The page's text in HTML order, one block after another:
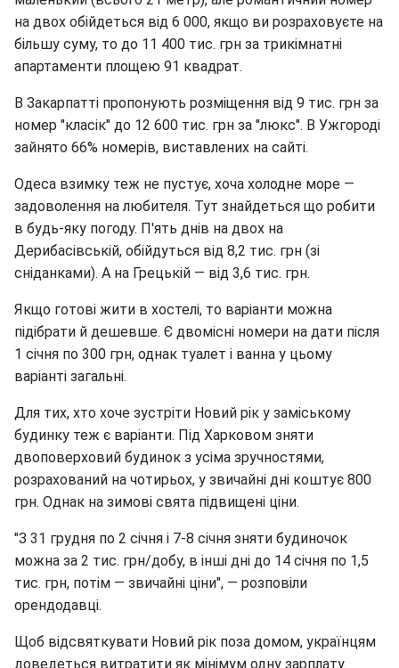
на двох обійдеться від 6 000, якщо ви розраховуєте на
більшу суму, то до 11 400 тис. грн за трикімнатні
апартаменти площею 91 квадрат.
В Закарпатті пропонують розміщення від 9 тис. грн за
номер "класік" до 12 600 тис. грн за "люкс". В Ужгороді
зайнято 66% номерів, виставлених на сайті.
Одеса взимку теж не пустує, хоча холодне море —
задоволення на любителя. Тут знайдеться що робити
в будь-яку погоду. П'ять днів на двох на
Дерибасівській, обійдуться від 8,2 тис. грн (зі
сніданками). А на Грецькій — від 3,6 тис. грн.
Якщо готові жити в хостелі, то варіанти можна
підібрати й дешевше. Є двомісні номери на дати після
1 січня по 300 грн, однак туалет і ванна у цьому
варіанті загальні.
Для тих, хто хоче зустріти Новий рік у заміському
будинку теж є варіанти. Під Харковом зняти
двоповерховий будинок з усіма зручностями,
розрахований на чотирьох, у звичайні дні коштує 800
грн. Однак на зимові свята підвищені ціни.
"З 31 грудня по 2 січня і 7-8 січня зняти будиночок
можна за 2 тис. грн/добу, в інші дні до 14 січня по 1,5
тис. грн, потім — звичайні ціни", — розповіли
орендодавці.
Щоб відсвяткувати Новий рік поза домом, українцям
доведеться витратити як мінімум одну зарплату.